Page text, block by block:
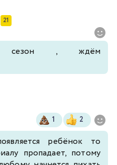
21
сезон , ждём
1 2
ребёнок то
пропадает, потому